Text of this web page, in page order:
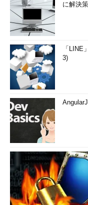
に解決
「LINE
3)